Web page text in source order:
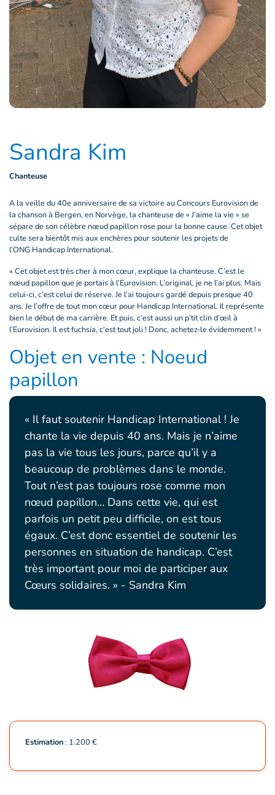
Sandra Kim
Chanteuse
A la veille du 40e anniversaire de sa victoire au Concours Eurovision de
la chanson à Bergen, en Norvège, la chanteuse de « J’aime la vie » se
sépare de son célèbre nœud papillon rose pour la bonne cause. Cet objet
culte sera bientôt mis aux enchères pour soutenir les projets de
l’ONG Handicap International.
« Cet objet est très cher à mon cœur, explique la chanteuse. C’est le
nœud papillon que je portais à l’Eurovision. L’original, je ne l’ai plus. Mais
celui-ci, c’est celui de réserve. Je l’ai toujours gardé depuis presque 40
ans. Je l’offre de tout mon cœur pour Handicap International. Il représente
bien le début de ma carrière. Et puis, c’est aussi un p’tit clin d’œil à
l’Eurovision. Il est fuchsia, c’est tout joli ! Donc, achetez-le évidemment ! »
Objet en vente : Noeud
papillon
« Il faut soutenir Handicap International ! Je
chante la vie depuis 40 ans. Mais je n’aime
pas la vie tous les jours, parce qu’il y a
beaucoup de problèmes dans le monde.
Tout n’est pas toujours rose comme mon
nœud papillon… Dans cette vie, qui est
parfois un petit peu difficile, on est tous
égaux. C’est donc essentiel de soutenir les
personnes en situation de handicap. C’est
très important pour moi de participer aux
Cœurs solidaires. » - Sandra Kim
Estimation: 1.200 €